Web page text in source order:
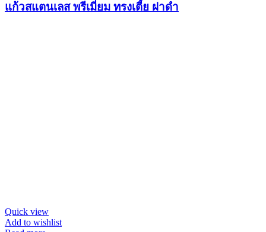
แก้วสแตนเลส พรีเมี่ยม ทรงเตี้ย ฝาดำ
Quick view
Add to wishlist